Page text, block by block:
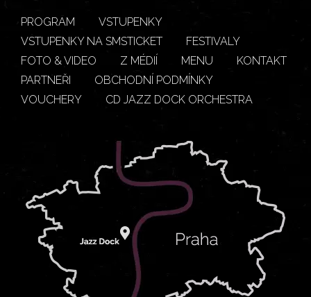
PROGRAM
VSTUPENKY
VSTUPENKY NA SMSTICKET
FESTIVALY
FOTO & VIDEO
Z MÉDIÍ MENU
KONTAKT
PARTNEŘI
OBCHODNÍ PODMÍNKY
VOUCHERY
CD JAZZ DOCK ORCHESTRA